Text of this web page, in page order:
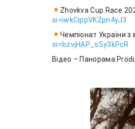
Zhovkva Cup Race
si=iwkCippVKZpn4yJ3
Чемпіонат України
si=bzvjHAP_sSy3kPcR
Відео – Панорама